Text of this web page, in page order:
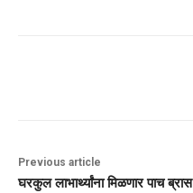
Previous article
घरकुल लाभार्थ्यांना मिळणार पाच ब्रास